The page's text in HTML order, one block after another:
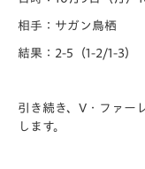
相手：サガン鳥栖
結果：2-5（1-2/1-3）
引き続き、V・ファー
します。